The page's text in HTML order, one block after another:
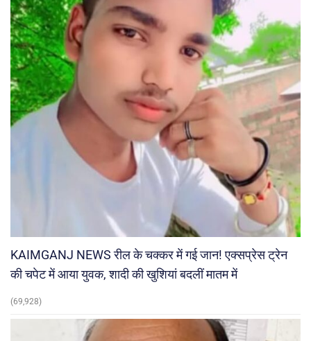
KAIMGANJ NEWS रील के चक्कर में गई जान! एक्सप्रेस ट्रेन
की चपेट में आया युवक, शादी की खुशियां बदलीं मातम में
(69,928)